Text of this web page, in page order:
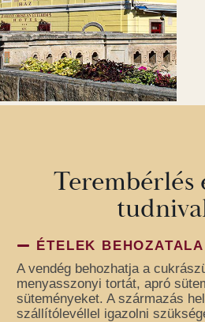
Terembérlés
ÉTELEK
A vendég behozhatja a
menyasszonyi tortát, apró
süteményeket. A származás
szállítólevéllel igazolni